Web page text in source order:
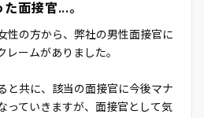
面接官...。
性の方から、弊社の男性面接官に
ームがありました。
と共に、該当の面接官に今後マナ
っていきますが、面接官として気